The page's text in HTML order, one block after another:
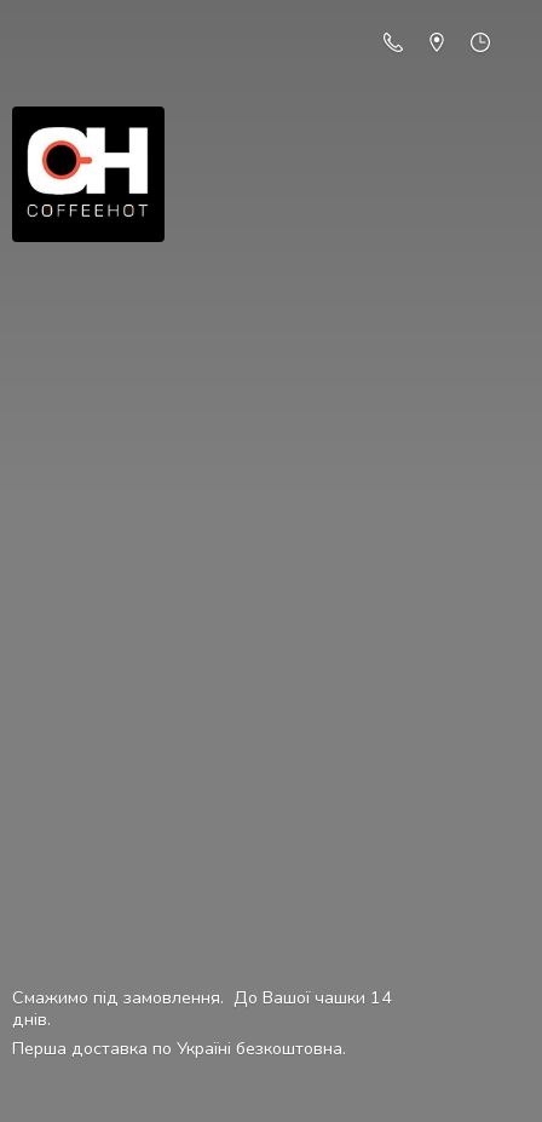
Смажимо під замовлення. До Вашої чашки 14
днів.
Перша доставка по Україні безкоштовна.